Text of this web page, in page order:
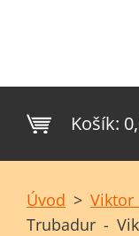
Košík:
Úvod > Viktor
Trubadur -